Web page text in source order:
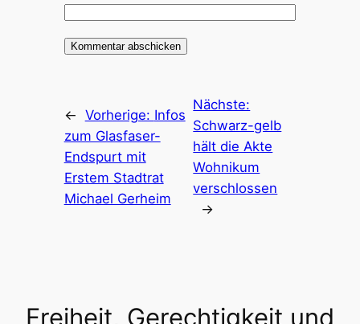
← Vorherige: Infos
zum Glasfaser-
Endspurt mit
Erstem Stadtrat
Michael Gerheim
Nächste:
Schwarz-gelb
hält die Akte
Wohnikum
verschlossen
→
Freiheit, Gerechtigkeit und